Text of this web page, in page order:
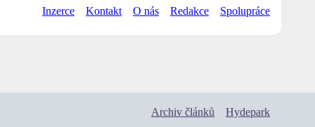
Inzerce Kontakt O nás Redakce Spolupráce
Archiv článků Hydepark